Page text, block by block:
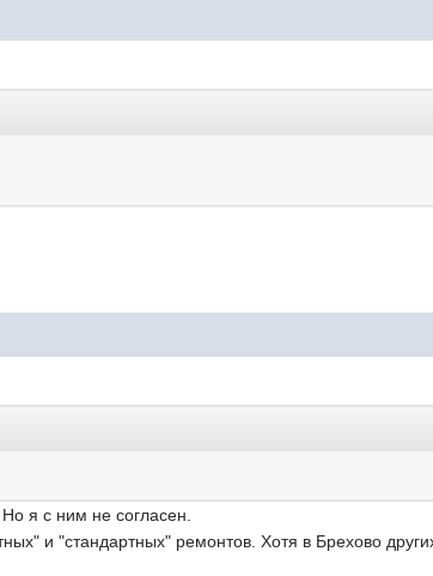
Но я с ним не согласен.
и "стандартных" ремонтов. Хотя в Брехово